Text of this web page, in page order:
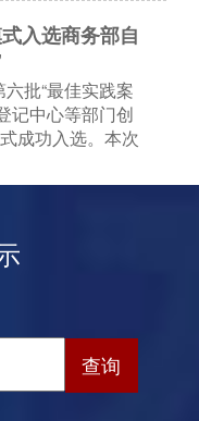
入选商务部自
批“最佳实践案
记中心等部门创
成功入选。本次
查询